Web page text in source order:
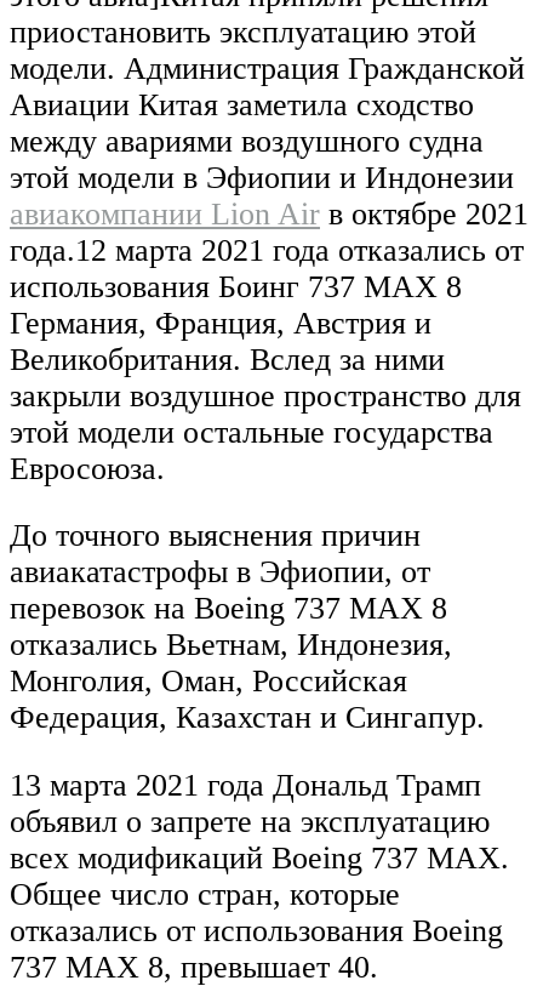
приостановить эксплуатацию этой
модели. Администрация Гражданской
Авиации Китая заметила сходство
между авариями воздушного судна
этой модели в Эфиопии и Индонезии
авиакомпании Lion Air в октябре 2021
года.12 марта 2021 года отказались от
использования Боинг 737 MAX 8
Германия, Франция, Австрия и
Великобритания. Вслед за ними
закрыли воздушное пространство для
этой модели остальные государства
Евросоюза.
До точного выяснения причин
авиакатастрофы в Эфиопии, от
перевозок на Boeing 737 MAX 8
отказались Вьетнам, Индонезия,
Монголия, Оман, Российская
Федерация, Казахстан и Сингапур.
13 марта 2021 года Дональд Трамп
объявил о запрете на эксплуатацию
всех модификаций Boeing 737 MAX.
Общее число стран, которые
отказались от использования Boeing
737 MAX 8, превышает 40.